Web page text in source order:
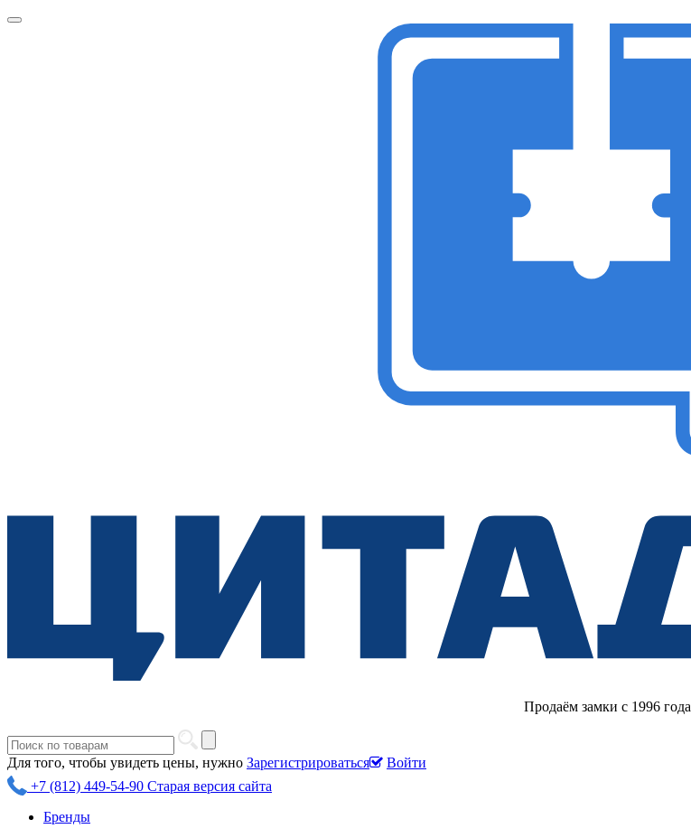
Продаём замки с 1996 года
Для того, чтобы увидеть цены, нужно Зарегистрироваться
Войти
+7 (812) 449-54-90 Старая версия сайта
Бренды